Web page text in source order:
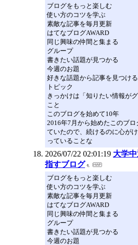
ブログをもっと楽しむ
使い方のコツを学ぶ
素敵な記事を毎月更新
はてなブログAWARD
同じ興味の仲間と集まる
グループ
書きたい話題が見つかる
今週のお題
好きな話題から記事を見つける
トピック
きっかけは「知りたい情報が
こと
このブログを始めて10年
2016年7月から始めたこのブ
ていたので、続けるのに心が
っていることな
2026/07/22 02:01:19 大学
指すブログ
ブログをもっと楽しむ
使い方のコツを学ぶ
素敵な記事を毎月更新
はてなブログAWARD
同じ興味の仲間と集まる
グループ
書きたい話題が見つかる
今週のお題